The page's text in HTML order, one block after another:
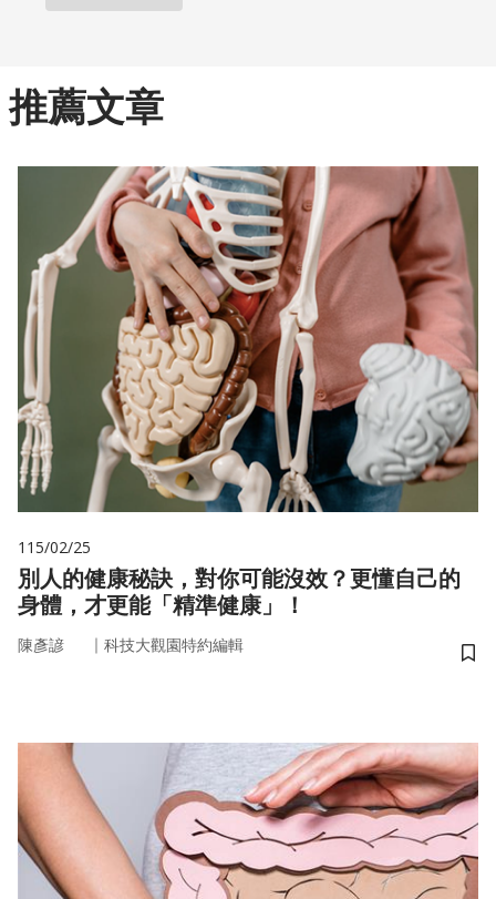
推薦文章
115/02/25
別人的健康秘訣，對你可能沒效？更懂自己的
身體，才更能「精準健康」！
陳彥諺 ｜ 科技大觀園特約編輯
儲